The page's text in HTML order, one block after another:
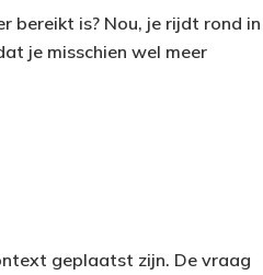
bereikt is? Nou, je rijdt rond in
je misschien wel meer
geplaatst zijn. De vraag